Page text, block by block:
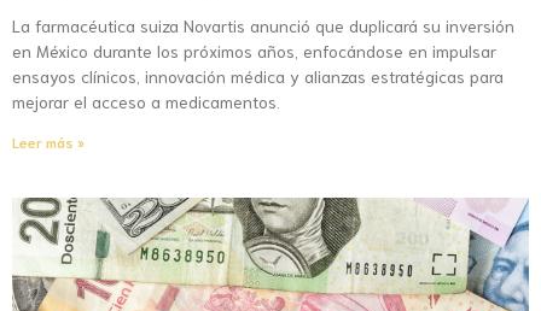
La farmacéutica suiza Novartis anunció que duplicará su inversión
en México durante los próximos años, enfocándose en impulsar
ensayos clínicos, innovación médica y alianzas estratégicas para
mejorar el acceso a medicamentos.
Leer más »